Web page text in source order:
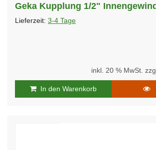
Geka Kupplung 1/2"
Lieferzeit: 3-4 Tage
inkl. 20 % MwSt.
In den Warenkorb